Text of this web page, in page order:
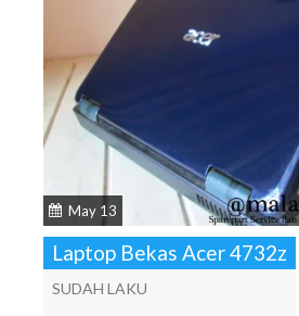
May 13
Laptop Bekas Acer 4732z
SUDAH LAKU